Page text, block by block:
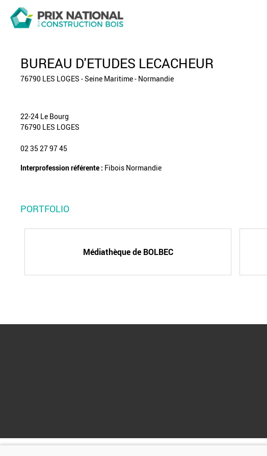
BUREAU D'ETUDES LECACHEUR
76790 LES LOGES - Seine Maritime - Normandie
22-24 Le Bourg
76790 LES LOGES
02 35 27 97 45
Interprofession référente : Fibois Normandie
PORTFOLIO
Médiathèque de BOLBEC
Organisé par : Financé par :